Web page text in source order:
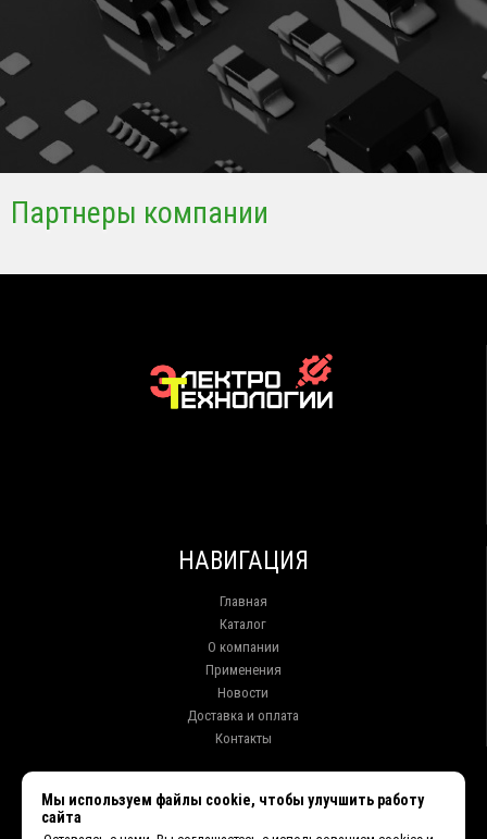
Партнеры компании
НАВИГАЦИЯ
Главная
Каталог
О компании
Применения
Новости
Доставка и оплата
Контакты
Мы используем файлы cookie, чтобы улучшить работу
сайта